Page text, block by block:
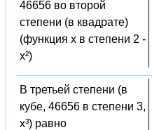
46656 во второй
степени (в квадрате)
(функция x в степени 2 -
x²)
В третьей степени (в
кубе, 46656 в степени 3,
x³) равно